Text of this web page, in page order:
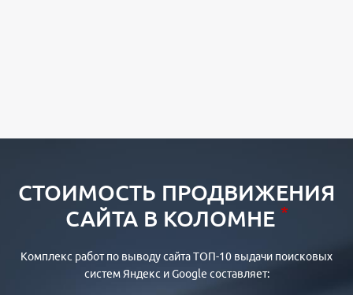
СТОИМОСТЬ ПРОДВИЖЕНИЯ
САЙТА В КОЛОМНЕ *
Комплекс работ по выводу сайта ТОП-10 выдачи поисковых
систем Яндекс и Google составляет: